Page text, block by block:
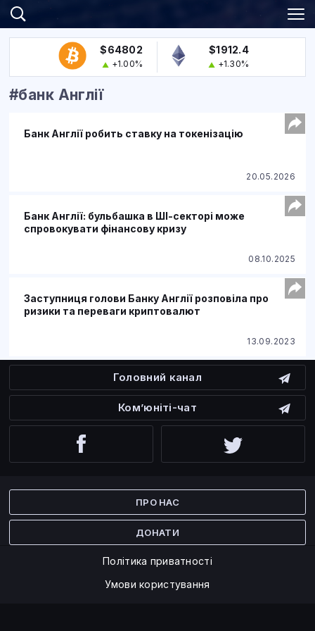
$64802
+1.00%
$1912.4
+1.30%
#банк Англії
Банк Англії робить ставку на токенізацію
20.05.2026
Банк Англії: бульбашка в ШІ-секторі може
спровокувати фінансову кризу
08.10.2025
Заступниця голови Банку Англії розповіла про
ризики та переваги криптовалют
13.09.2023
Головний канал
Ком’юніті-чат
ПРО НАС
ДОНАТИ
Політика приватності
Умови користування